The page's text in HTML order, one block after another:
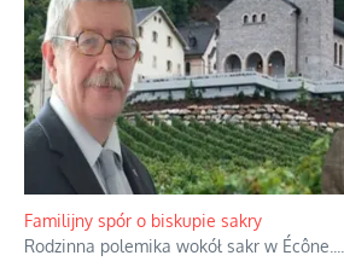
Familijny spór o biskupie sakry
Rodzinna polemika wokół sakr w Écône.